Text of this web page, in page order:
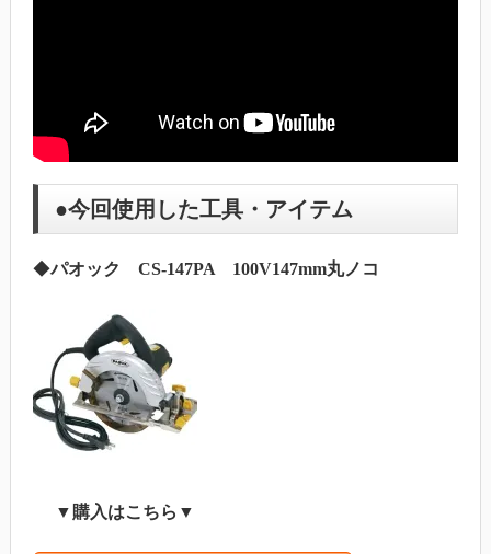
●今回使用した工具・アイテム
◆パオック CS-147PA 100V147mm丸ノコ
▼購入はこちら▼